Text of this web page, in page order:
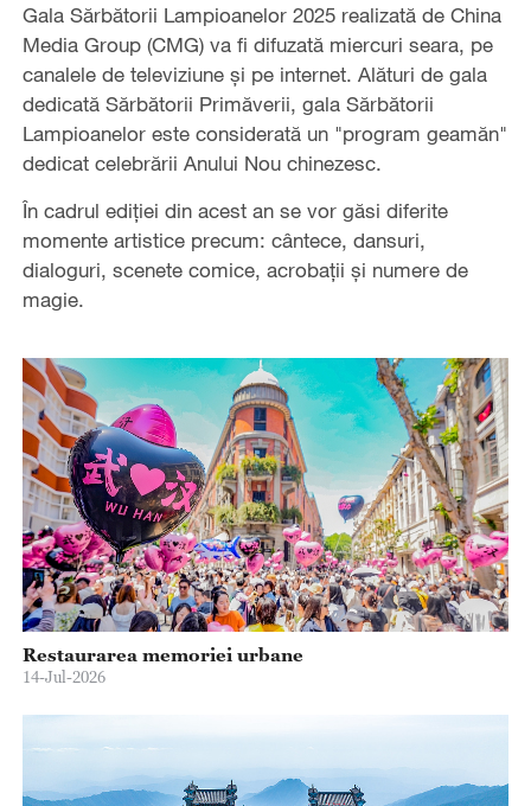
Video
Gala Sărbătorii Lampioanelor 2025 realizată de China
Media Group (CMG) va fi difuzată miercuri seara, pe
canalele de televiziune și pe internet. Alături de gala
dedicată Sărbătorii Primăverii, gala Sărbătorii
Lampioanelor este considerată un "program geamăn"
dedicat celebrării Anului Nou chinezesc.
În cadrul ediției din acest an se vor găsi diferite
momente artistice precum: cântece, dansuri,
dialoguri, scenete comice, acrobații și numere de
magie.
Restaurarea memoriei urbane
14-Jul-2026